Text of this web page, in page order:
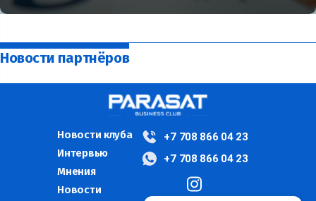
Новости партнёров
Новости клуба
Интервью
Мнения
Новости
+7 708 866 04 23
+7 708 866 04 23